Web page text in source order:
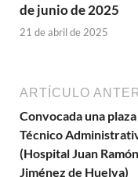
de junio de 2025
21 de abril de 2025
ARTÍCULO
Convocada una
Técnico
(Hospital Juan Ramón
Jiménez de Huelva)